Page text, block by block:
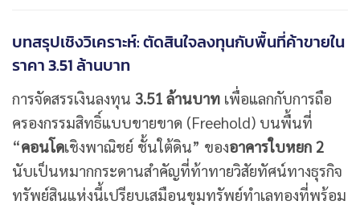
บทสรุปเชิงวิเคราะห์: ตัดสินใจลงทุนกับพื้นที่ค้าขายใน
ราคา 3.51 ล้านบาท
การจัดสรรเงินลงทุน 3.51 ล้านบาท เพื่อแลกกับการถือ
ครองกรรมสิทธิ์แบบขายขาด (Freehold) บนพื้นที่
“คอนโดเชิงพาณิชย์ ชั้นใต้ดิน” ของอาคารใบหยก 2
นับเป็นหมากกระดานสำคัญที่ท้าทายวิสัยทัศน์ทางธุรกิจ
ทรัพย์สินแห่งนี้เปรียบเสมือนขุมทรัพย์ทำเลทองที่พร้อม